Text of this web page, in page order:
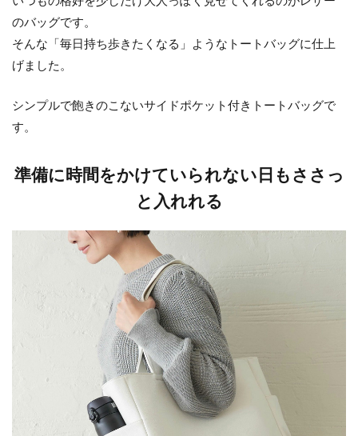
のバッグです。
そんな「毎日持ち歩きたくなる」ようなトートバッグに仕上
げました。
シンプルで飽きのこないサイドポケット付きトートバッグで
す。
準備に時間をかけていられない日もささっ
と入れれる